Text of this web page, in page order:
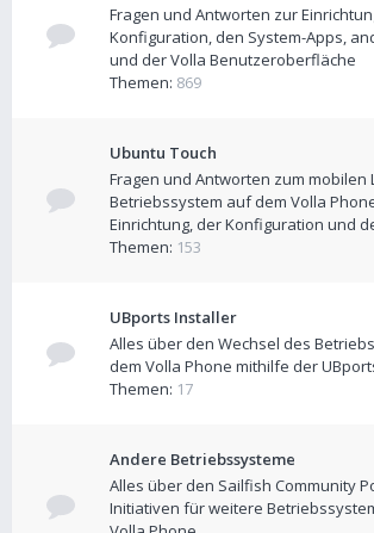
Fragen und Antworten zur
Konfiguration, den System-Apps,
und der Volla Benutzeroberfläche
Themen: 869
Ubuntu Touch
Fragen und Antworten zum mobilen
Betriebssystem auf dem Volla
Einrichtung, der Konfiguration und
Themen: 153
UBports Installer
Alles über den Wechsel des
dem Volla Phone mithilfe der
Themen: 17
Andere Betriebssysteme
Alles über den Sailfish Community
Initiativen für weitere